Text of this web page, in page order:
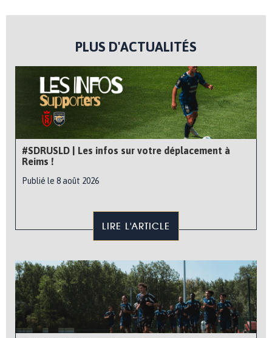
PLUS D'ACTUALITÉS
#SDRUSLD | Les infos sur votre déplacement à
Reims !
Publié le 8 août 2026
LIRE L'ARTICLE